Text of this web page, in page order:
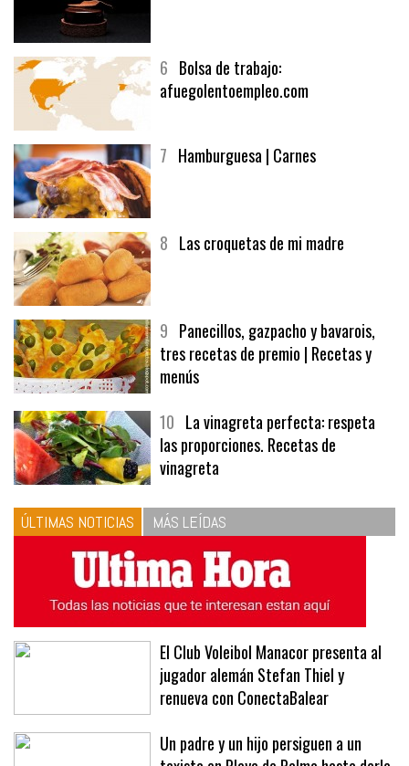
6Bolsa de trabajo:
9Panecillos, gazpacho y bavarois,
tres recetas de premio | Recetas y
menús
10La vinagreta perfecta: respeta
las proporciones. Recetas de
vinagreta
ÚLTIMAS NOTICIAS MÁS LEÍDAS
El Club Voleibol Manacor presenta al
jugador alemán Stefan Thiel y
renueva con ConectaBalear